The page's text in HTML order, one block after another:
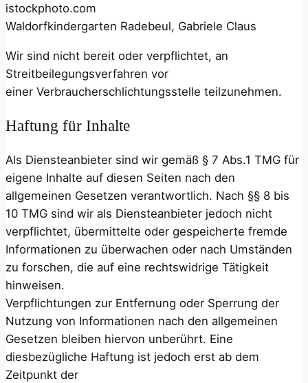
istockphoto.com
Waldorfkindergarten Radebeul, Gabriele Claus
Wir sind nicht bereit oder verpflichtet, an
Streitbeilegungsverfahren vor
einer Verbraucherschlichtungsstelle teilzunehmen.
Haftung für Inhalte
Als Diensteanbieter sind wir gemäß § 7 Abs.1 TMG für
eigene Inhalte auf diesen Seiten nach den
allgemeinen Gesetzen verantwortlich. Nach §§ 8 bis
10 TMG sind wir als Diensteanbieter jedoch nicht
verpflichtet, übermittelte oder gespeicherte fremde
Informationen zu überwachen oder nach Umständen
zu forschen, die auf eine rechtswidrige Tätigkeit
hinweisen.
Verpflichtungen zur Entfernung oder Sperrung der
Nutzung von Informationen nach den allgemeinen
Gesetzen bleiben hiervon unberührt. Eine
diesbezügliche Haftung ist jedoch erst ab dem
Zeitpunkt der